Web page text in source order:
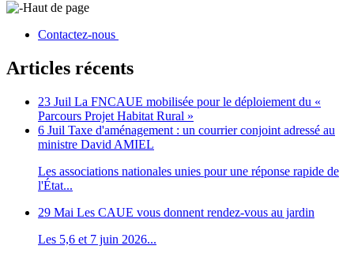
Haut de page
Contactez-nous
Articles récents
23 Juil La FNCAUE mobilisée pour le déploiement du «
Parcours Projet Habitat Rural »
6 Juil Taxe d'aménagement : un courrier conjoint adressé au
ministre David AMIEL
Les associations nationales unies pour une réponse rapide de
l'État...
29 Mai Les CAUE vous donnent rendez-vous au jardin
Les 5,6 et 7 juin 2026...